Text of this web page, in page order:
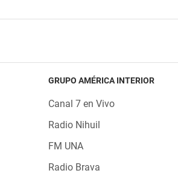
GRUPO AMÉRICA INTERIOR
Canal 7 en Vivo
Radio Nihuil
FM UNA
Radio Brava